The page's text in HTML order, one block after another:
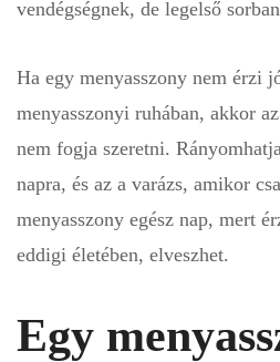
vendégségnek, de legelső
Ha egy menyasszony nem érzi
menyasszonyi ruhában, akkor
nem fogja szeretni.
napra, és az a varázs, amikor
menyasszony egész nap, mert
eddigi életében, elveszhet.
Egy